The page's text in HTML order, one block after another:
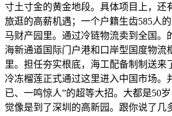
寸土寸金的黄金地段。具体项目上，还
旅逛的高薪机遇；一个户籍生齿585人
马财产园里。通过冷链物流卖到全国。
海新通道国际门户港和口岸型国度物流
里。担任夯实根底，海工配备制制送来
冷冻榴莲正式通过这里进入中国市场。
已、一鸣惊人”的超等大招。大都是50
觉像是到了深圳的高新园。跟你说了几